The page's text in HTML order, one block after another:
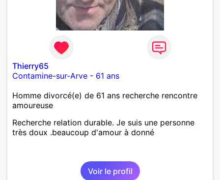
Thierry65
Contamine-sur-Arve - 61 ans
Homme divorcé(e) de 61 ans recherche rencontre
amoureuse
Recherche relation durable. Je suis une personne
très doux .beaucoup d'amour à donné
Voir le profil